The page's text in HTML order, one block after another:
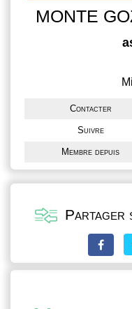
MONTE
Contacter
Suivre
Membre depuis
Partager